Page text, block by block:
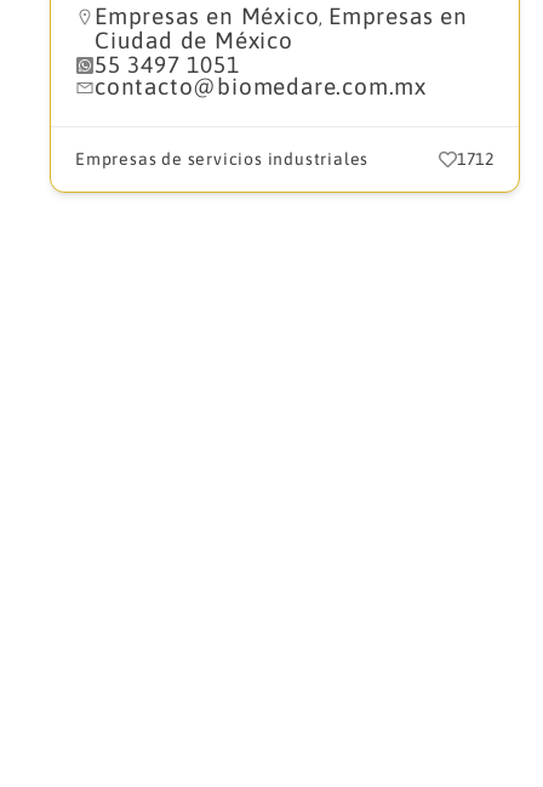
Empresas en México, Empresas en
Ciudad de México
55 3497 1051
contacto@biomedare.com.mx
Empresas de servicios industriales 1712